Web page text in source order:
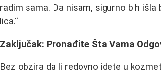
radim sama. Da nisam, sigurno bih
lica.
Zaključak: Pronađite Šta Vama
Bez obzira da li redovno idete u